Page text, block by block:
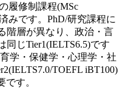
履修制課程(MSc
みです。PhD/研究課程に
階層が異なり、政治・言
同じTier1(IELTS6.5)です
学・保健学・心理学・社
TOEFL iBT100)
す。